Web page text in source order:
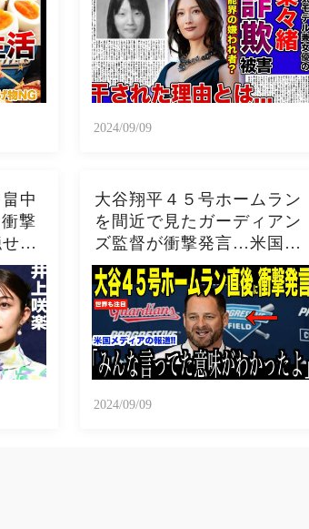
欺被害にまで遭っている衝
撃の現在...過去の壮絶ない
じめに一同驚愕！！
2024/09/09
中
撃
な
の
大谷翔平４５号ホームラン
を間近で見たガーディアン
ズ監督が衝撃発言…米国メ
ディアの取材で明らかとな
ったロバーツ監督の「５０-
５０」記録についてが話題
【海外の反応 MLBメジャ
ー 野球】
2024/09/09